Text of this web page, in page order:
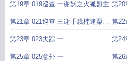
第19章 019巡查 一谢妖之火狐盟主 第20
第21章 021巡查 三谢千载楠逢栗盟
主
第22
主
第23章 023失踪 一 第24
第25章 025意外 一 第26